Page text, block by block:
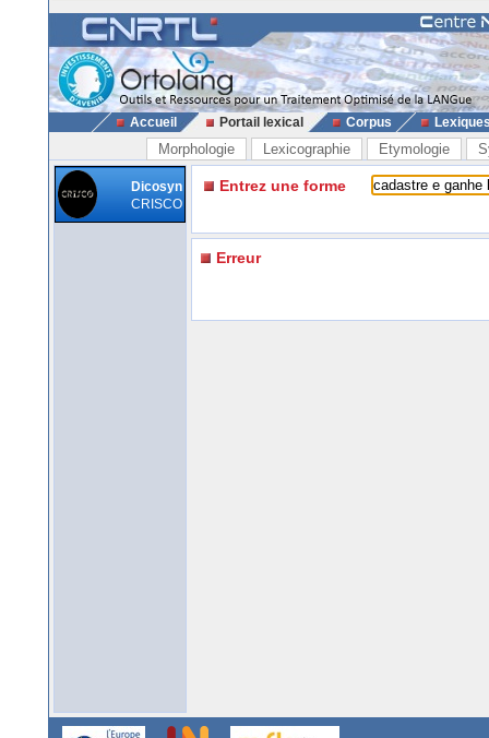
Accueil Portail lexical Corpus
Morphologie Lexicographie Etymologie
Dicosyn
CRISCO
Entrez une forme
Erreur